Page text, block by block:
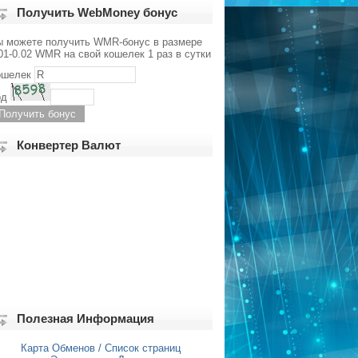
Получить WebMoney бонус
можете получить WMR-бонус в размере
0.02 WMR на свой кошелек 1 раз в сутки
Конвертер Валют
Полезная Информация
Карта Обменов / Список страниц